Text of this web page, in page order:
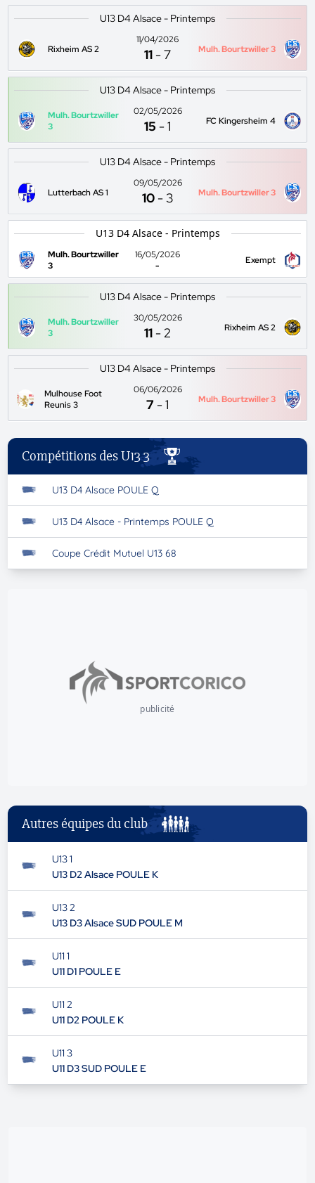
U13 D4 Alsace - Printemps
Rixheim AS 2
11/04/2026
11 -7 Mulh. Bourtzwiller 3
U13 D4 Alsace - Printemps
Mulh. Bourtzwiller
3
02/05/2026
15 -1 FC Kingersheim 4
U13 D4 Alsace - Printemps
Lutterbach AS 1
09/05/2026
10 - 3 Mulh. Bourtzwiller 3
U13 D4 Alsace - Printemps
Mulh. Bourtzwiller
3
16/05/2026
-
Exempt
U13 D4 Alsace - Printemps
Mulh. Bourtzwiller
3
30/05/2026
11 -2 Rixheim AS 2
U13 D4 Alsace - Printemps
Mulhouse Foot
Reunis 3
06/06/2026
7 -1 Mulh. Bourtzwiller 3
Compétitions des U13 3
U13 D4 Alsace POULE Q
U13 D4 Alsace - Printemps POULE Q
Coupe Crédit Mutuel U13 68
publicité
Autres équipes du club
U13 1
U13 D2 Alsace POULE K
U13 2
U13 D3 Alsace SUD POULE M
U11 1
U11 D1 POULE E
U11 2
U11 D2 POULE K
U11 3
U11 D3 SUD POULE E